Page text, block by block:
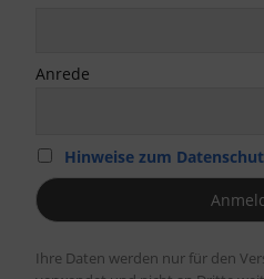
Anrede
Hinweise zum
Ihre Daten werden nur für den